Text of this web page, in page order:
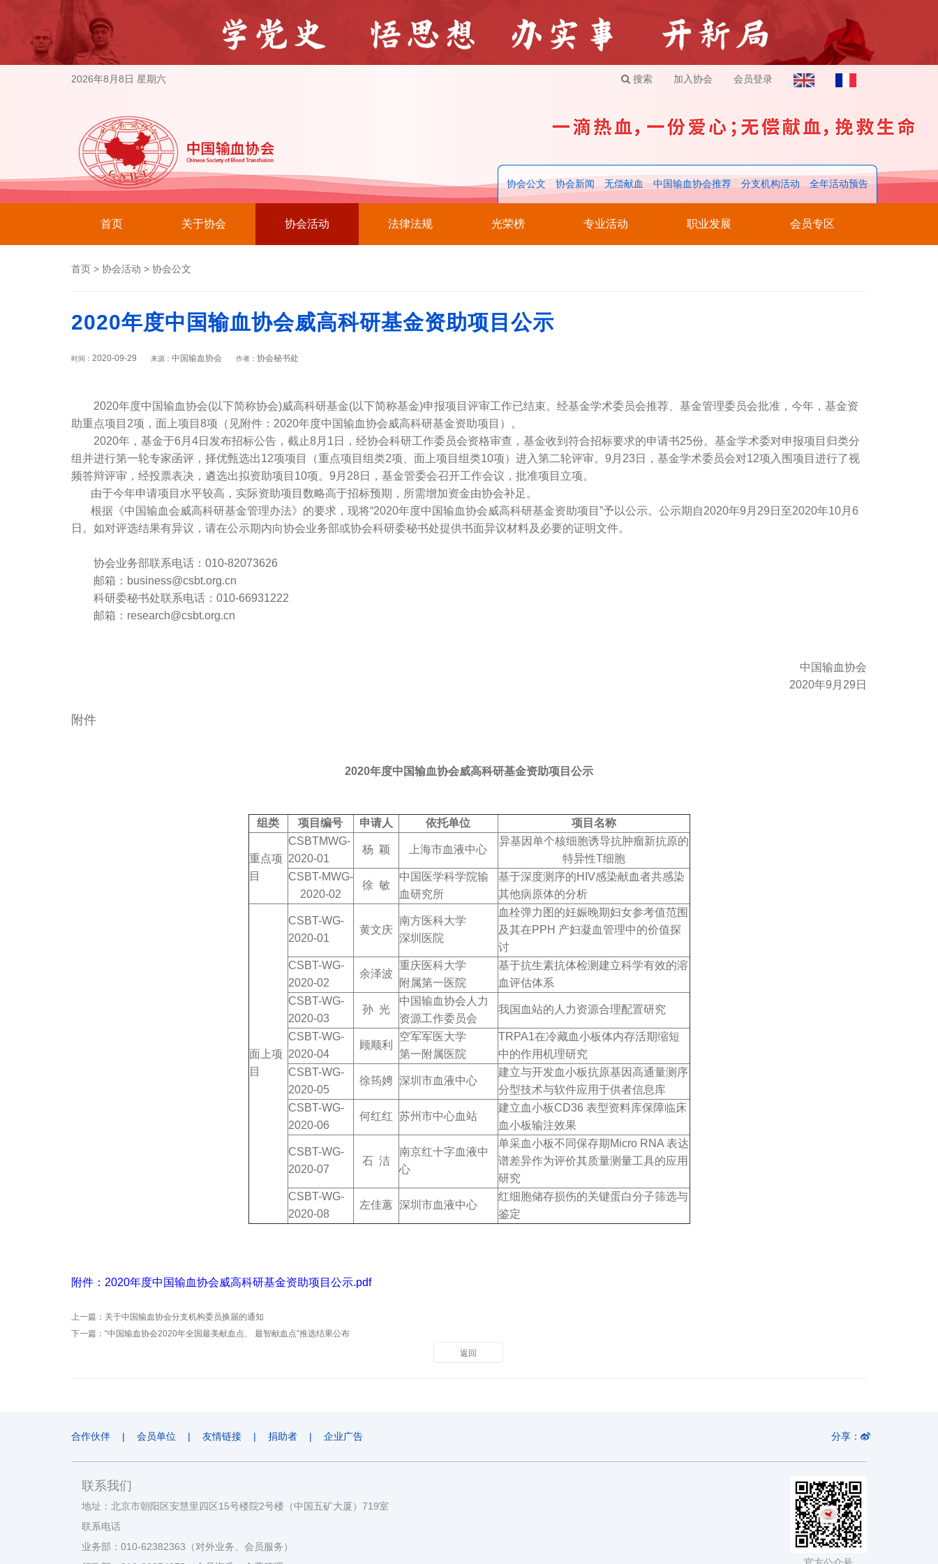
2026年8月8日 星期六 搜索 加入协会 会员登录
协会公文 协会新闻 无偿献血 中国输血协会推荐 分支机构活动 全年活动预告
首页 关于协会 协会活动 法律法规 光荣榜 专业活动 职业发展 会员专区
首页 > 协会活动 > 协会公文
2020年度中国输血协会威高科研基金资助项目公示
时间： 2020-09-29 来源： 中国输血协会 作者： 协会秘书处
2020年度中国输血协会(以下简称协会)威高科研基金(以下简称基金)申报项目评审工作已结束。经基金学术委员会推荐、基金管理委员会批准，今年，基金资
助重点项目2项，面上项目8项（见附件：2020年度中国输血协会威高科研基金资助项目）。
2020年，基金于6月4日发布招标公告，截止8月1日，经协会科研工作委员会资格审查，基金收到符合招标要求的申请书25份。基金学术委对申报项目归类分
组并进行第一轮专家函评，择优甄选出12项项目（重点项目组类2项、面上项目组类10项）进入第二轮评审。9月23日，基金学术委员会对12项入围项目进行了视
频答辩评审，经投票表决，遴选出拟资助项目10项。9月28日，基金管委会召开工作会议，批准项目立项。
由于今年申请项目水平较高，实际资助项目数略高于招标预期，所需增加资金由协会补足。
根据《中国输血会威高科研基金管理办法》的要求，现将“2020年度中国输血协会威高科研基金资助项目”予以公示。公示期自2020年9月29日至2020年10月6
日。如对评选结果有异议，请在公示期内向协会业务部或协会科研委秘书处提供书面异议材料及必要的证明文件。
协会业务部联系电话：010-82073626
邮箱：business@csbt.org.cn
科研委秘书处联系电话：010-66931222
邮箱：research@csbt.org.cn
中国输血协会
2020年9月29日
附件
2020年度中国输血协会威高科研基金资助项目公示
组类 项目编号 申请人 依托单位 项目名称
重点项
目
CSBTMWG-
2020-01
杨 颖 上海市血液中心
异基因单个核细胞诱导抗肿瘤新抗原的
特异性T细胞
CSBT-MWG-
2020-02
徐 敏
中国医学科学院输
血研究所
基于深度测序的HIV感染献血者共感染
其他病原体的分析
面上项
目
CSBT-WG-
2020-01
黄文庆
南方医科大学
深圳医院
血栓弹力图的妊娠晚期妇女参考值范围
及其在PPH 产妇凝血管理中的价值探
讨
CSBT-WG-
2020-02
余泽波
重庆医科大学
附属第一医院
基于抗生素抗体检测建立科学有效的溶
血评估体系
CSBT-WG-
2020-03
孙 光
中国输血协会人力
资源工作委员会
我国血站的人力资源合理配置研究
CSBT-WG-
2020-04
顾顺利
空军军医大学
第一附属医院
TRPA1在冷藏血小板体内存活期缩短
中的作用机理研究
CSBT-WG-
2020-05
徐筠娉 深圳市血液中心
建立与开发血小板抗原基因高通量测序
分型技术与软件应用于供者信息库
CSBT-WG-
2020-06
何红红 苏州市中心血站
建立血小板CD36 表型资料库保障临床
血小板输注效果
CSBT-WG-
2020-07
石 洁
南京红十字血液中
心
单采血小板不同保存期Micro RNA 表达
谱差异作为评价其质量测量工具的应用
研究
CSBT-WG-
2020-08
左佳蕙 深圳市血液中心
红细胞储存损伤的关键蛋白分子筛选与
鉴定
附件：2020年度中国输血协会威高科研基金资助项目公示.pdf
上一篇： 关于中国输血协会分支机构委员换届的通知
下一篇： “中国输血协会2020年全国最美献血点、 最智献血点”推选结果公布
返回
合作伙伴 | 会员单位 | 友情链接 | 捐助者 | 企业广告 分享：
联系我们
地址：北京市朝阳区安慧里四区15号楼院2号楼（中国五矿大厦）719室
联系电话
业务部：010-62382363（对外业务、会员服务）